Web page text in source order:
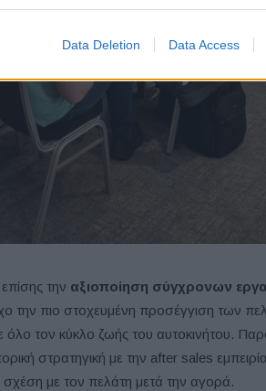
Data Deletion Data Access
την αξιοποίηση σύγχρονων
την πιο στοχευμένη προσέγγιση των
τον κύκλο ζωής του αυτοκινήτου.
στρατηγική με την after sales
σχέση με τον πελάτη μετά την αγορά.